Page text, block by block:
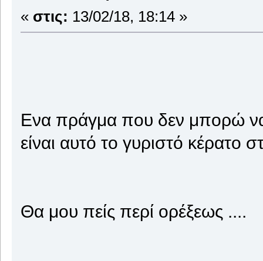
« στις: 13/02/18, 18:14 »
Ενα πράγμα που δεν μπορώ
είναι αυτό το γυριστό κέρατο
Θα μου πείς περί ορέξεως ....